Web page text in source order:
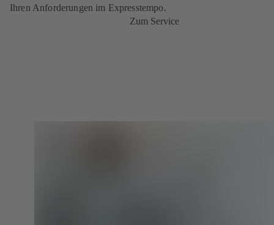
Ihren Anforderungen im Expresstempo.
Zum Service